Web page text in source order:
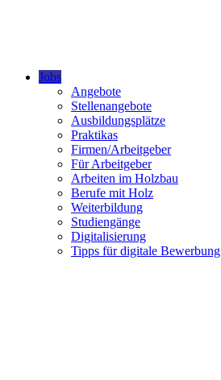
Jobs
Angebote
Stellenangebote
Ausbildungsplätze
Praktikas
Firmen/Arbeitgeber
Für Arbeitgeber
Arbeiten im Holzbau
Berufe mit Holz
Weiterbildung
Studiengänge
Digitalisierung
Tipps für digitale Bewerbung